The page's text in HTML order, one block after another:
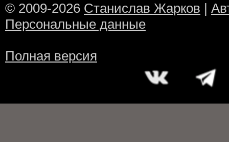
© 2009-2026 Станислав Жарков |
Персональные данные
Полная версия